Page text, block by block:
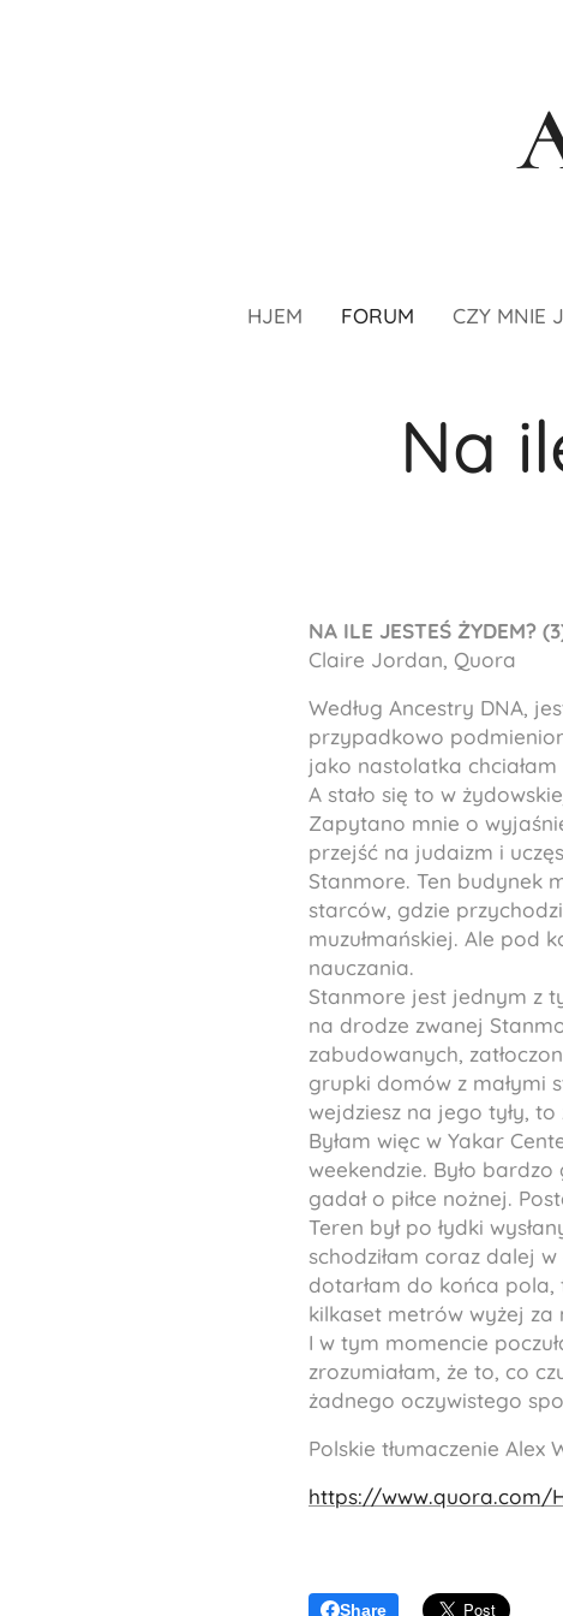
HJEM FORUM CZY MNIE
Na
NA ILE JESTEŚ ŻYDEM?
Claire Jordan, Quora
Według Ancestry DNA,
przypadkowo
jako nastolatka
A stało się to w
Zapytano mnie o
przejść na judaizm i
Stanmore. Ten budynek
starców, gdzie
muzułmańskiej. Ale pod
nauczania.
Stanmore jest jednym z
na drodze zwanej
zabudowanych,
grupki domów z małymi
wejdziesz na jego tyły,
Byłam więc w Yakar
weekendzie. Było
gadał o piłce nożnej.
Teren był po łydki
schodziłam coraz dalej w
dotarłam do końca pola,
kilkaset metrów wyżej za
I w tym momencie
zrozumiałam, że to, co
żadnego oczywistego
Polskie tłumaczenie Alex
https://www.quora.com/
Share